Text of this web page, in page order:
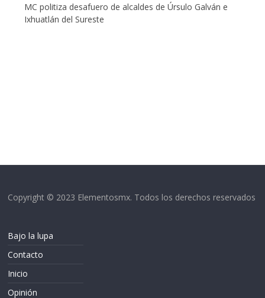
MC politiza desafuero de alcaldes de Úrsulo Galván e
Ixhuatlán del Sureste
Copyright © 2023 Elementosmx. Todos los derechos reservados
Bajo la lupa
Contacto
Inicio
Opinión